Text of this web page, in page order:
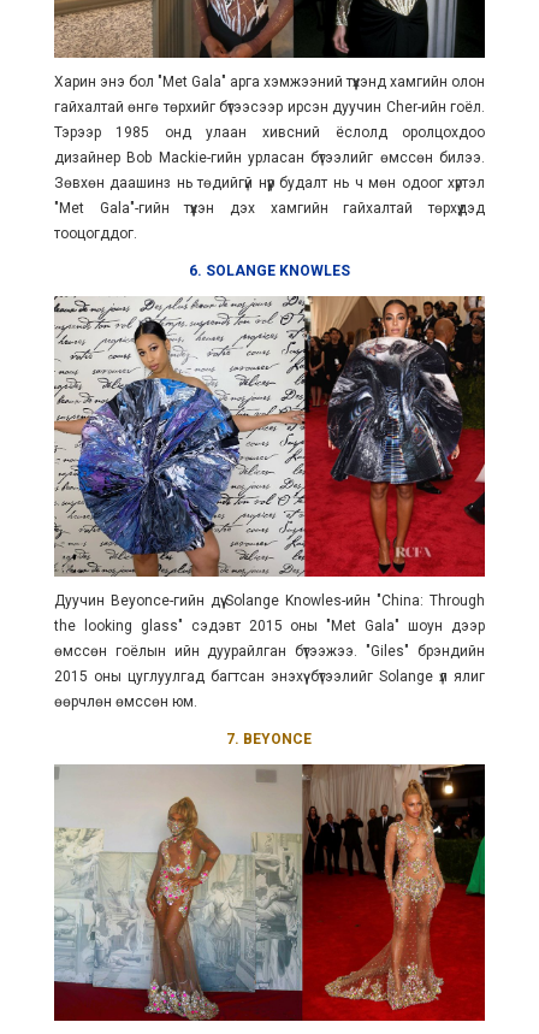
Харин энэ бол "Met Gala" арга хэмжээний түүхэнд хамгийн олон
гайхалтай өнгө төрхийг бүтээсээр ирсэн дуучин Cher-ийн гоёл.
Тэрээр 1985 онд улаан хивсний ёслолд оролцохдоо
дизайнер Bob Mackie-гийн урласан бүтээлийг өмссөн билээ.
Зөвхөн даашинз нь төдийгүй нүүр будалт нь ч мөн одоог хүртэл
"Met Gala"-гийн түүхэн дэх хамгийн гайхалтай төрхүүдэд
тооцогддог.
6. SOLANGE KNOWLES
Дуучин Beyonce-гийн дүү Solange Knowles-ийн "China: Through
the looking glass" сэдэвт 2015 оны "Met Gala" шоун дээр
өмссөн гоёлын ийн дуурайлган бүтээжээ. "Giles" брэндийн
2015 оны цуглуулгад багтсан энэхүү бүтээлийг Solange үл ялиг
өөрчлөн өмссөн юм.
7. BEYONCE